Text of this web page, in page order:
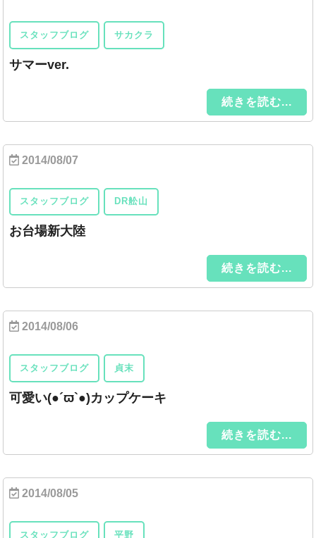
スタッフブログ サカクラ
サマーver.
続きを読む...
2014/08/07
スタッフブログ DR舩山
お台場新大陸
続きを読む...
2014/08/06
スタッフブログ 貞末
可愛い(●´ϖ`●)カップケーキ
続きを読む...
2014/08/05
スタッフブログ 平野